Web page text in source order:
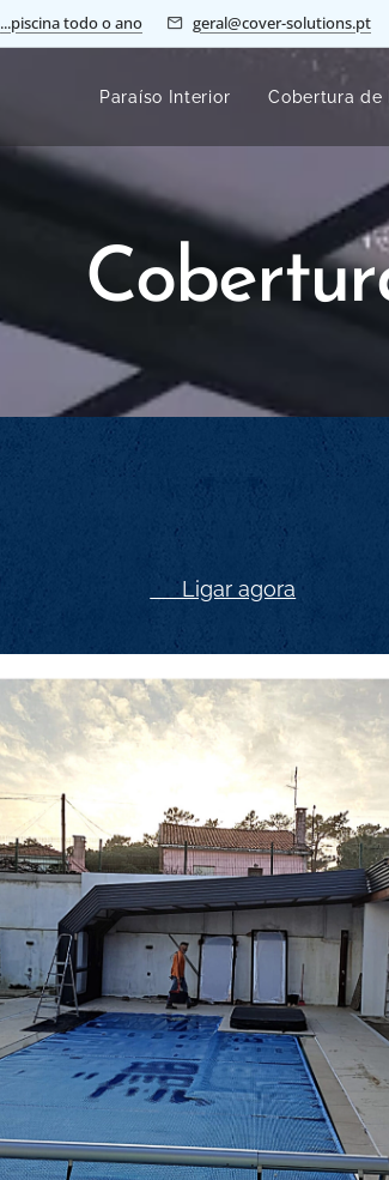
...piscina todo o ano geral@cover-solutions.pt
Paraíso Interior Cobertura de
📞 Ligar agora